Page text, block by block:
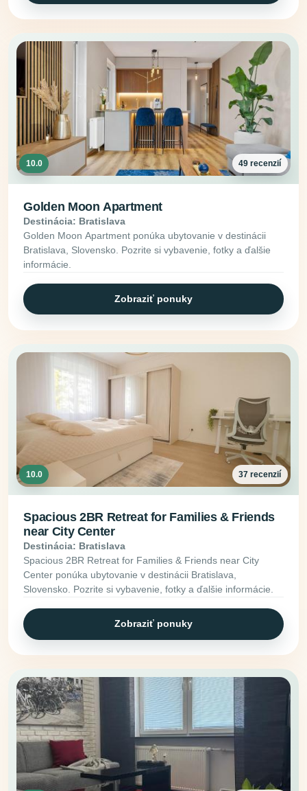
10.0 49 recenzií
Golden Moon Apartment
Destinácia: Bratislava
Golden Moon Apartment ponúka ubytovanie v destinácii
Bratislava, Slovensko. Pozrite si vybavenie, fotky a ďalšie
informácie.
Zobraziť ponuky
10.0 37 recenzií
Spacious 2BR Retreat for Families & Friends
near City Center
Destinácia: Bratislava
Spacious 2BR Retreat for Families & Friends near City
Center ponúka ubytovanie v destinácii Bratislava,
Slovensko. Pozrite si vybavenie, fotky a ďalšie informácie.
Zobraziť ponuky